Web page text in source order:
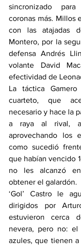
sincronizado
coronas más. Millos
con las atajadas
Montero, por la
defensa Andrés
volante David
efectividad de
La táctica
cuarteto, que
necesario y hace la
a raya al rival,
aprovechando los
como sucedió
que habían vencido
no les alcanzó
obtener el galardón.
‘Gol’ Castro le
dirigidos por
estuvieron cerca
nevera, pero no:
azules, que tienen